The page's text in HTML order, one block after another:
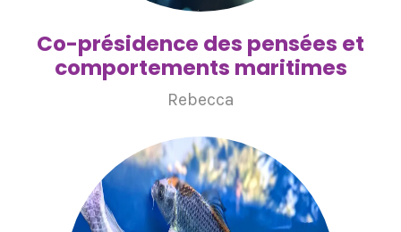
Co-présidence des pensées et
comportements maritimes
Rebecca